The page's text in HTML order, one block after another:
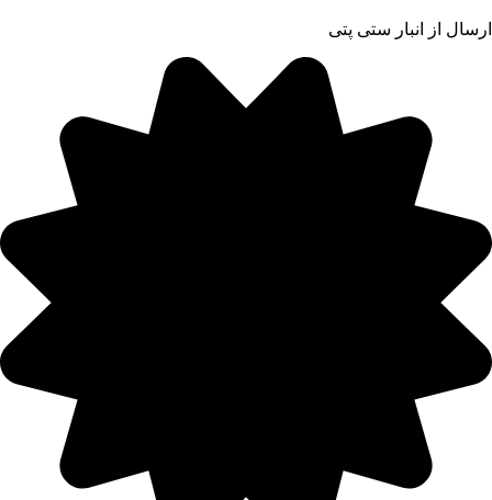
ارسال از انبار ستی پتی